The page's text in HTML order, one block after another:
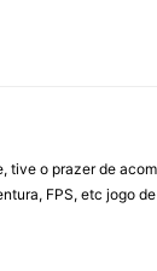
tive o prazer de
FPS, etc jogo